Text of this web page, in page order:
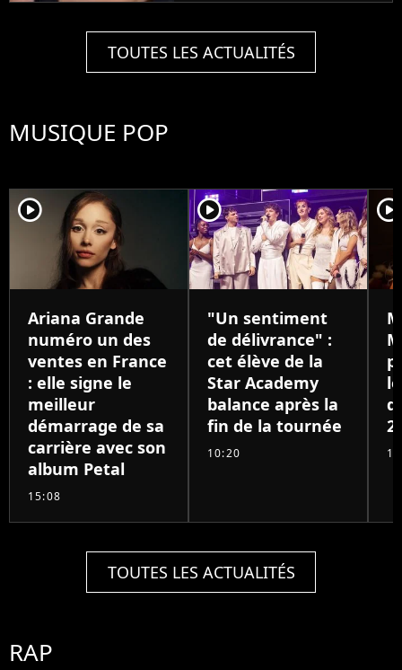
l'âge de 68 ans. Il avait
marqué son époque
avec son tube et son
clip filmé par
TOUTES LES ACTUALITÉS
MUSIQUE POP
player2
Ariana Grande
numéro un des
ventes en France
: elle signe le
meilleur
démarrage de sa
carrière avec son
album Petal
15:08
player2
"Un sentiment
de délivrance" :
cet élève de la
Star Academy
balance après la
fin de la tournée
10:20
player2
TOUTES LES ACTUALITÉS
RAP